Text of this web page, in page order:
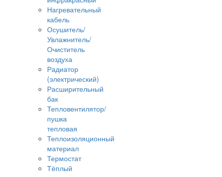
Нагревательный
кабель
Осушитель/
Увлажнитель/
Очиститель
воздуха
Радиатор
(электрический)
Расширительный
бак
Тепловентилятор/
пушка
тепловая
Теплоизоляционный
материал
Термостат
Тёплый